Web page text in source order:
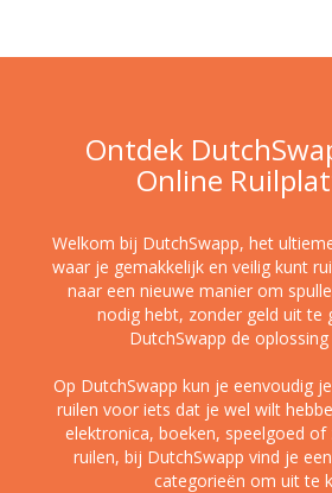
Ontdek
Online
Welkom bij DutchSwapp, het
waar je gemakkelijk en veilig kunt
naar een nieuwe manier om
nodig hebt, zonder geld uit te
DutchSwapp de
Op DutchSwapp kun je eenvoudig
ruilen voor iets dat je wel wilt
elektronica, boeken, speelgoed
ruilen, bij DutchSwapp vind je
categorieën om uit te